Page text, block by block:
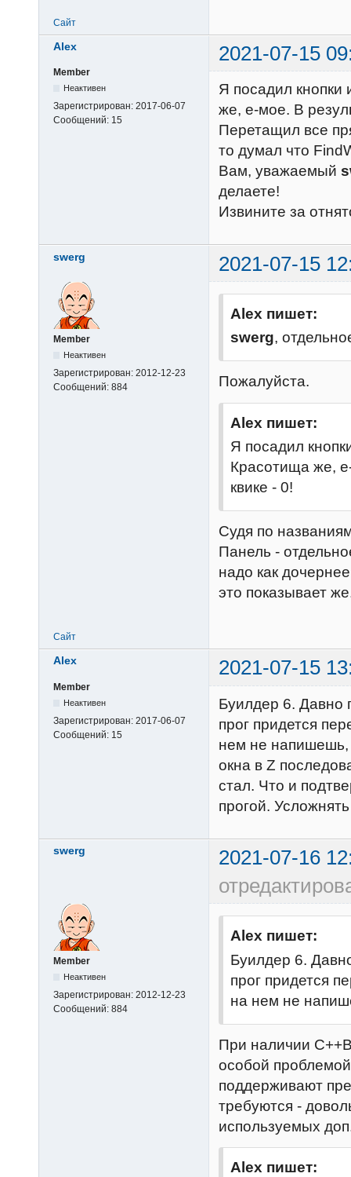
Сайт
Alex 2021-07-15
Member
Неактивен
Зарегистрирован: 2017-06-07
Сообщений: 15
Я посадил кнопки
же, е-мое. В
Перетащил все
то думал что
Вам, уважаемый
делаете!
Извините за
swerg 2021-07-15
Member
Неактивен
Зарегистрирован: 2012-12-23
Сообщений: 884
Alex пишет:
swerg,
Пожалуйста.
Alex пишет:
Я посадил
Красотища же,
квике - 0!
Судя по
Панель -
надо как
это показывает
Сайт
Alex 2021-07-15
Member
Неактивен
Зарегистрирован: 2017-06-07
Сообщений: 15
Буилдер 6. Давно
прог придется
нем не напишешь,
окна в Z
стал. Что и
прогой.
swerg
2021-07-16
Member
Неактивен
Зарегистрирован: 2012-12-23
Сообщений: 884
Alex пишет:
Буилдер 6.
прог придется
на нем не
При наличии
особой
поддерживают
требуются -
используемых
Alex пишет: